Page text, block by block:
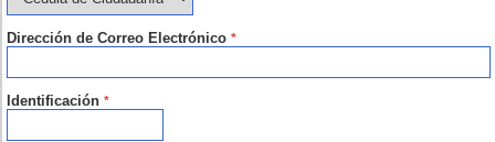
Dirección de Correo Electrónico *
Identificación *